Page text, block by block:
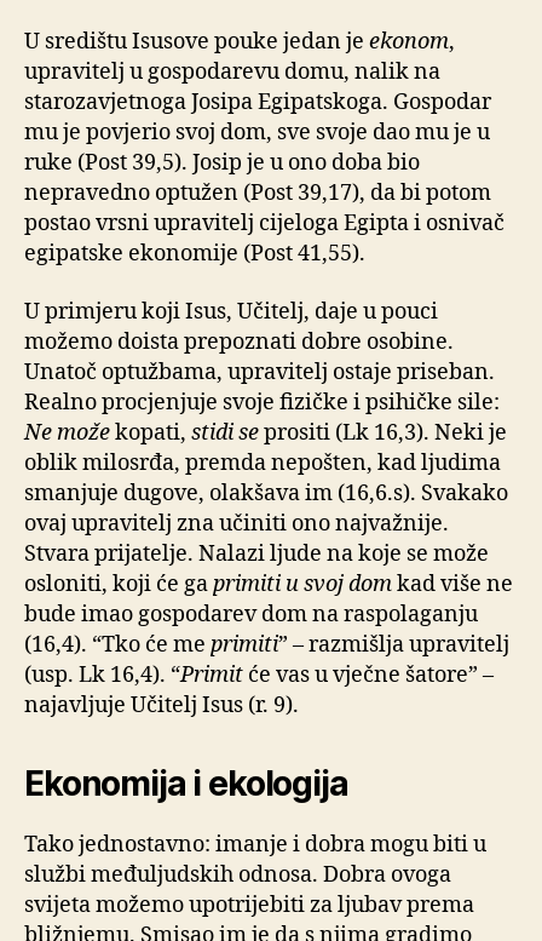
U središtu Isusove pouke jedan je ekonom,
upravitelj u gospodarevu domu, nalik na
starozavjetnoga Josipa Egipatskoga. Gospodar
mu je povjerio svoj dom, sve svoje dao mu je u
ruke (Post 39,5). Josip je u ono doba bio
nepravedno optužen (Post 39,17), da bi potom
postao vrsni upravitelj cijeloga Egipta i osnivač
egipatske ekonomije (Post 41,55).
U primjeru koji Isus, Učitelj, daje u pouci
možemo doista prepoznati dobre osobine.
Unatoč optužbama, upravitelj ostaje priseban.
Realno procjenjuje svoje fizičke i psihičke sile:
Ne možekopati, stidi seprositi (Lk 16,3). Neki je
oblik milosrđa, premda nepošten, kad ljudima
smanjuje dugove, olakšava im (16,6.s). Svakako
ovaj upravitelj zna učiniti ono najvažnije.
Stvara prijatelje. Nalazi ljude na koje se može
osloniti, koji će gaprimiti u svoj domkad više ne
bude imao gospodarev dom na raspolaganju
(16,4). “Tko će me primiti” – razmišlja upravitelj
(usp. Lk 16,4). “Primit će vas u vječne šatore” –
najavljuje Učitelj Isus (r. 9).
Ekonomija i ekologija
Tako jednostavno: imanje i dobra mogu biti u
službi međuljudskih odnosa. Dobra ovoga
svijeta možemo upotrijebiti za ljubav prema
bližnjemu. Smisao im je da s njima gradimo